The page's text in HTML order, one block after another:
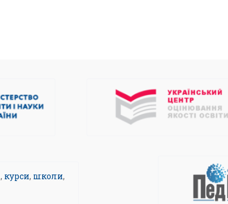
, курси, школи,